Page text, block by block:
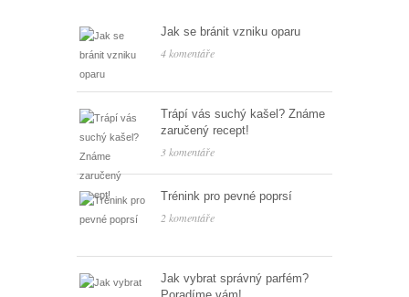
Jak se bránit vzniku oparu
4 komentáře
Trápí vás suchý kašel? Známe
zaručený recept!
3 komentáře
Trénink pro pevné poprsí
2 komentáře
Jak vybrat správný parfém?